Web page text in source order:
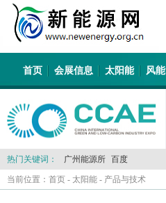
首页 会展信息 太阳能 风能
热门关键词： 广州能源所 百度
当前位置： 首页 - 太阳能 - 产品与技术